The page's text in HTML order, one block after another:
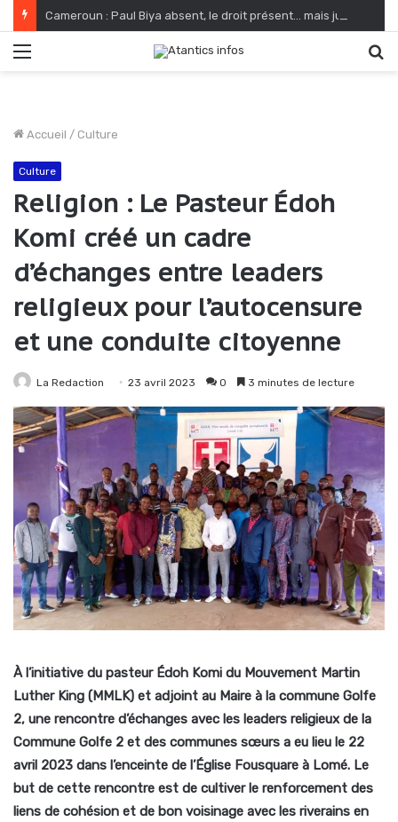
Accueil / Culture
Culture
Religion : Le Pasteur Édoh
Komi créé un cadre
d’échanges entre leaders
religieux pour l’autocensure
et une conduite citoyenne
La Redaction 23 avril 2023 0 3 minutes de lecture
À l’initiative du pasteur Édoh Komi du Mouvement Martin
Luther King (MMLK) et adjoint au Maire à la commune Golfe
2, une rencontre d’échanges avec les leaders religieux de la
Commune Golfe 2 et des communes sœurs a eu lieu le 22
avril 2023 dans l’enceinte de l’Église Fousquare à Lomé. Le
but de cette rencontre est de cultiver le renforcement des
liens de cohésion et de bon voisinage avec les riverains en